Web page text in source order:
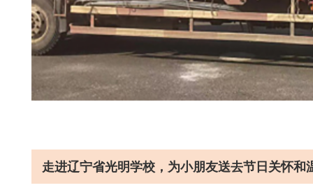
走进辽宁省光明学校，为小朋友送去节日关怀和